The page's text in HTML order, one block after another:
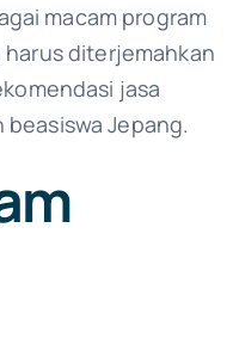
macam program
diterjemahkan
jasa
Jepang.